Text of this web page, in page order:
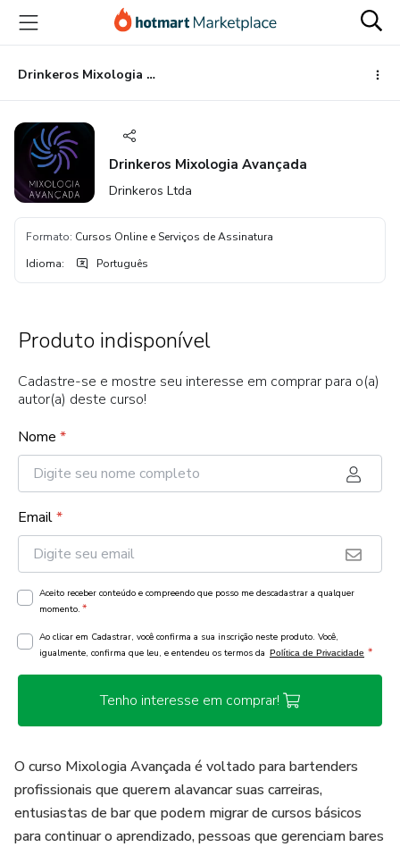
para
conteúdo
principal
para
pagamento
para
rodapé
Drinkeros Mixologia Avançada
Drinkeros Mixologia Avançada
Drinkeros Ltda
Formato: Cursos Online e Serviços de Assinatura
Idioma: Português
Produto indisponível
Cadastre-se e mostre seu interesse em comprar para o(a)
autor(a) deste curso!
Nome *
Email*
Aceito receber conteúdo e compreendo que posso me descadastrar a qualquer
momento. *
Ao clicar em Cadastrar, você confirma a sua inscrição neste produto. Você,
igualmente, confirma que leu, e entendeu os termos da Política de Privacidade *
Tenho interesse em comprar!
O curso Mixologia Avançada é voltado para bartenders
profissionais que querem alavancar suas carreiras,
entusiastas de bar que podem migrar de cursos básicos
para continuar o aprendizado, pessoas que gerenciam bares